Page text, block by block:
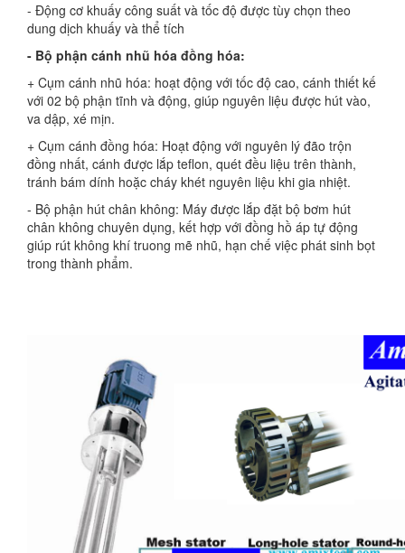
- Động cơ khuấy công suất và tốc độ được tùy chọn theo
dung dịch khuấy và thể tích
- Bộ phận cánh nhũ hóa đồng hóa:
+ Cụm cánh nhũ hóa: hoạt động với tốc độ cao, cánh thiết kế
với 02 bộ phận tĩnh và động, giúp nguyên liệu được hút vào,
va dập, xé mịn.
+ Cụm cánh đồng hóa: Hoạt động với nguyên lý đão trộn
đồng nhất, cánh được lắp teflon, quét đều liệu trên thành,
tránh bám dính hoặc cháy khét nguyên liệu khi gia nhiệt.
- Bộ phận hút chân không: Máy được lắp đặt bộ bơm hút
chân không chuyên dụng, kết hợp với đồng hồ áp tự động
giúp rút không khí truong mẽ nhũ, hạn chế việc phát sinh bọt
trong thành phẩm.